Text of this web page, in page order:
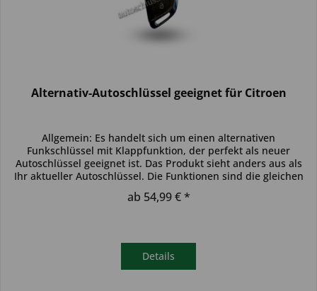
Alternativ-Autoschlüssel geeignet für Citroen
Allgemein: Es handelt sich um einen alternativen
Funkschlüssel mit Klappfunktion, der perfekt als neuer
Autoschlüssel geeignet ist. Das Produkt sieht anders aus als
Ihr aktueller Autoschlüssel. Die Funktionen sind die gleichen
ab 54,99 € *
Details